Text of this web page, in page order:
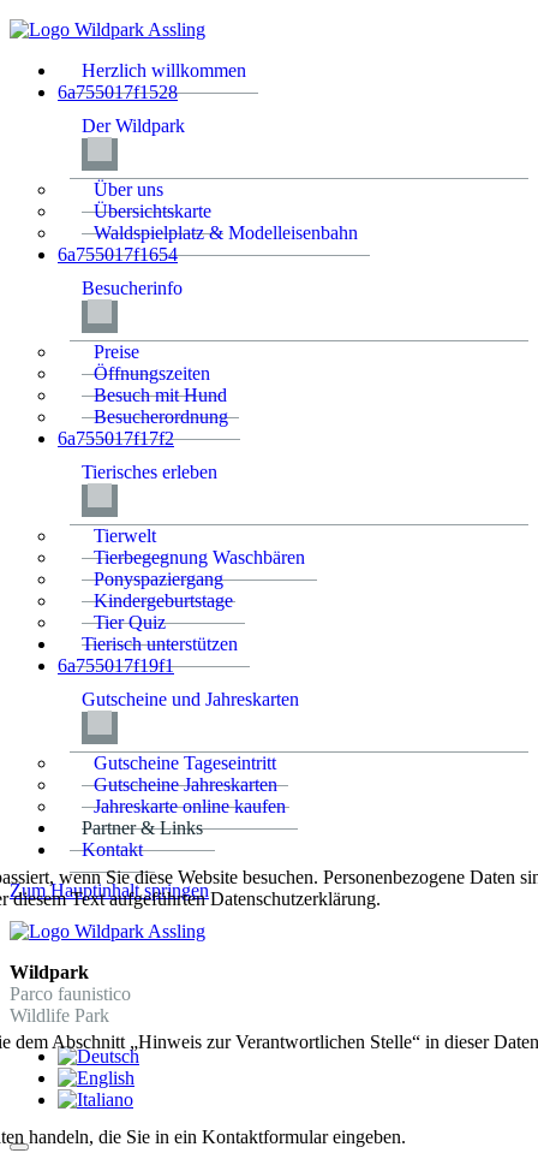
Herzlich willkommen
6a755017f1528
Der Wildpark
Über uns
Übersichtskarte
Waldspielplatz & Modelleisenbahn
6a755017f1654
Besucherinfo
Preise
Öffnungszeiten
Besuch mit Hund
Besucherordnung
6a755017f17f2
Tierisches erleben
Tierwelt
Tierbegegnung Waschbären
Ponyspaziergang
Kindergeburtstage
Tier Quiz
Tierisch unterstützen
6a755017f19f1
Gutscheine und Jahreskarten
Gutscheine Tageseintritt
Gutscheine Jahreskarten
Jahreskarte online kaufen
Partner & Links
Kontakt
Zum Hauptinhalt springen
Wildpark
Parco faunistico
Wildlife Park
wenn Sie diese Website besuchen. Personenbezogene Daten
Text aufgeführten Datenschutzerklärung.
Abschnitt „Hinweis zur Verantwortlichen Stelle“ in dieser
handeln, die Sie in ein Kontaktformular eingeben.